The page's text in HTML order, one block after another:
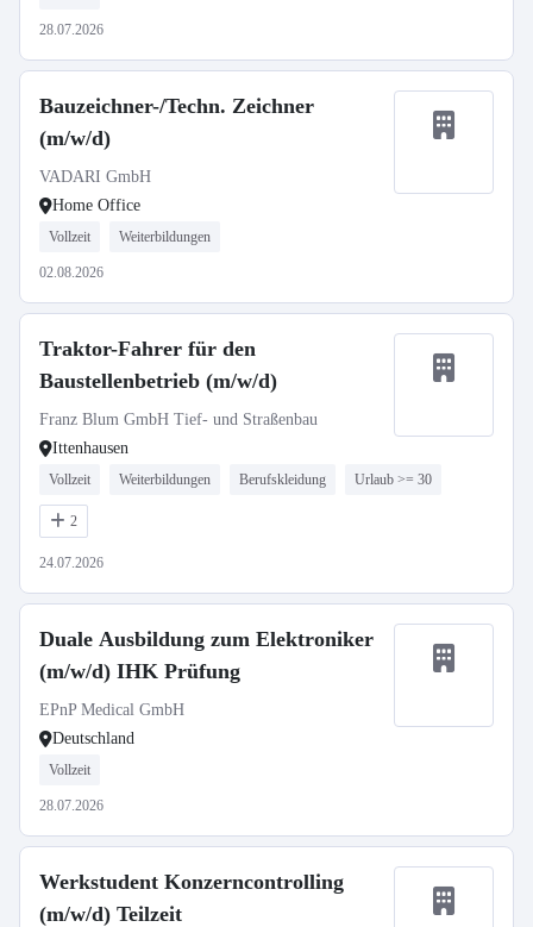
28.07.2026
Bauzeichner-/Techn. Zeichner
(m/w/d)
VADARI GmbH
Home Office
Vollzeit Weiterbildungen
02.08.2026
Traktor-Fahrer für den
Baustellenbetrieb (m/w/d)
Franz Blum GmbH Tief- und Straßenbau
Ittenhausen
Vollzeit Weiterbildungen Berufskleidung Urlaub >= 30
2
24.07.2026
Duale Ausbildung zum Elektroniker
(m/w/d) IHK Prüfung
EPnP Medical GmbH
Deutschland
Vollzeit
28.07.2026
Werkstudent Konzerncontrolling
(m/w/d) Teilzeit